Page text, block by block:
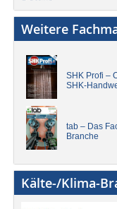
Weitere
SHK Profi –
SHK-
tab – Das
Branche
Kälte-/Klima-